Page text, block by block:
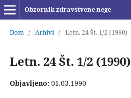
Obzornik zdravstvene nege
Dom / Arhivi / Letn. 24 Št. 1/2 (1990)
Letn. 24 Št. 1/2 (1990)
Objavljeno: 01.03.1990